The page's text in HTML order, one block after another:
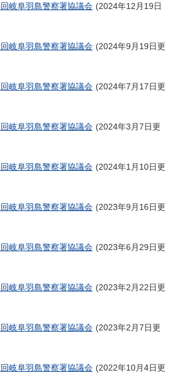
岐阜羽島警察署協議会
2024年12月19日
岐阜羽島警察署協議会
2024年9月19日更
岐阜羽島警察署協議会
2024年7月17日更
岐阜羽島警察署協議会
2024年3月7日更
岐阜羽島警察署協議会
2024年1月10日更
岐阜羽島警察署協議会
2023年9月16日更
岐阜羽島警察署協議会
2023年6月29日更
岐阜羽島警察署協議会
2023年2月22日更
岐阜羽島警察署協議会
2023年2月7日更
岐阜羽島警察署協議会
2022年10月4日更